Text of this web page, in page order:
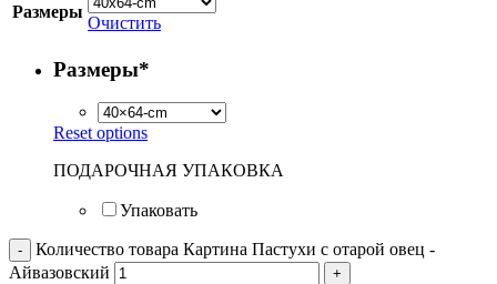
Размеры
Очистить
Размеры*
Reset options
ПОДАРОЧНАЯ УПАКОВКА
Упаковать
Количество товара Картина Пастухи с отарой овец -
Айвазовский